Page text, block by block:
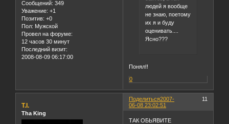
Сообщений: 349
Уважение: +1
Позитив: +0
Пол: Мужской
Провел на форуме:
12 часов 30 минут
Последний визит:
2008-08-09 06:17:00
людей я вообще
не знаю, поетому
их я и буду
оценивать....
Ясно???
Понял!!
0
Поделиться 11
2007-
06-08 23:02:51
T.I.
Tha King
ТАК ОБЬЯВИТЕ